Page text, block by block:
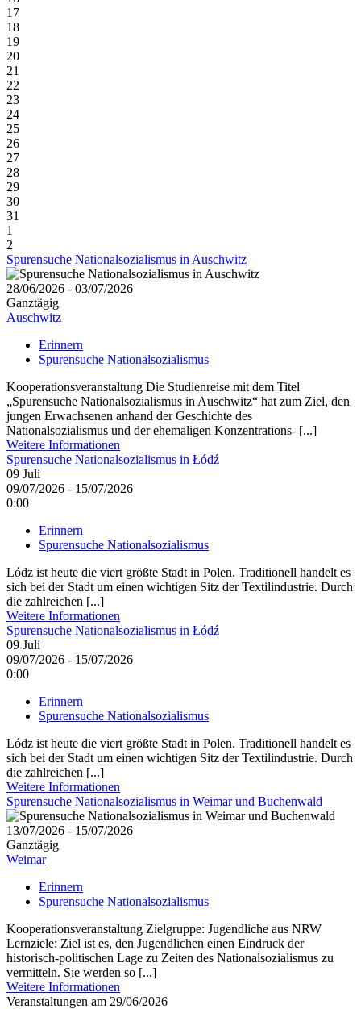
17
18
19
20
21
22
23
24
25
26
27
28
29
30
31
1
2
Spurensuche Nationalsozialismus in Auschwitz
28/06/2026 - 03/07/2026
Ganztägig
Auschwitz
Erinnern
Spurensuche Nationalsozialismus
Kooperationsveranstaltung Die Studienreise mit dem Titel
„Spurensuche Nationalsozialismus in Auschwitz“ hat zum Ziel, den
jungen Erwachsenen anhand der Geschichte des
Nationalsozialismus und der ehemaligen Konzentrations- [...]
Weitere Informationen
Spurensuche Nationalsozialismus in Łódź
09 Juli
09/07/2026 - 15/07/2026
0:00
Erinnern
Spurensuche Nationalsozialismus
Lódz ist heute die viert größte Stadt in Polen. Traditionell handelt es
sich bei der Stadt um einen wichtigen Sitz der Textilindustrie. Durch
die zahlreichen [...]
Weitere Informationen
Spurensuche Nationalsozialismus in Łódź
09 Juli
09/07/2026 - 15/07/2026
0:00
Erinnern
Spurensuche Nationalsozialismus
Lódz ist heute die viert größte Stadt in Polen. Traditionell handelt es
sich bei der Stadt um einen wichtigen Sitz der Textilindustrie. Durch
die zahlreichen [...]
Weitere Informationen
Spurensuche Nationalsozialismus in Weimar und Buchenwald
13/07/2026 - 15/07/2026
Ganztägig
Weimar
Erinnern
Spurensuche Nationalsozialismus
Kooperationsveranstaltung Zielgruppe: Jugendliche aus NRW
Lernziele: Ziel ist es, den Jugendlichen einen Eindruck der
historisch-politischen Lage zu Zeiten des Nationalsozialismus zu
vermitteln. Sie werden so [...]
Weitere Informationen
Veranstaltungen am 29/06/2026